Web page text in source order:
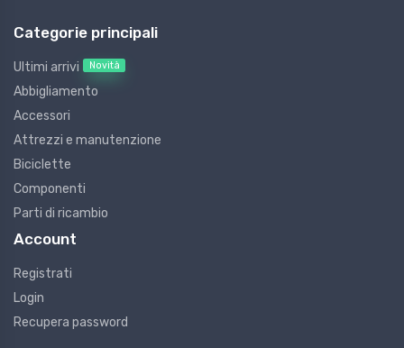
Categorie principali
Ultimi arrivi Novità
Abbigliamento
Accessori
Attrezzi e manutenzione
Biciclette
Componenti
Parti di ricambio
Account
Registrati
Login
Recupera password